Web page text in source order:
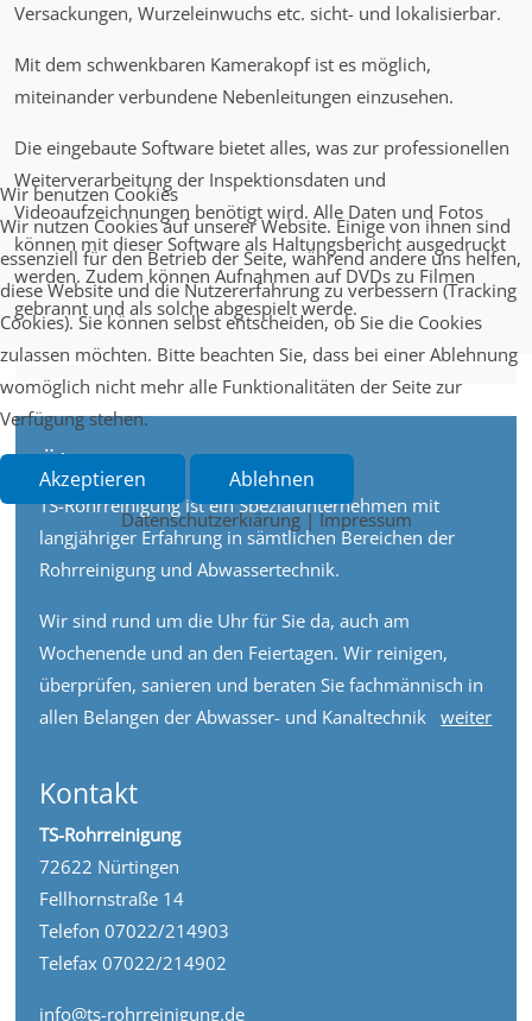
Versackungen, Wurzeleinwuchs etc. sicht- und lokalisierbar.
Mit dem schwenkbaren Kamerakopf ist es möglich,
miteinander verbundene Nebenleitungen einzusehen.
Die eingebaute Software bietet alles, was zur professionellen
Weiterverarbeitung der Inspektionsdaten und
Videoaufzeichnungen benötigt wird. Alle Daten und Fotos
können mit dieser Software als Haltungsbericht ausgedruckt
werden. Zudem können Aufnahmen auf DVDs zu Filmen
gebrannt und als solche abgespielt werde.
Über uns
TS-Rohrreinigung ist ein Spezialunternehmen mit
langjähriger Erfahrung in sämtlichen Bereichen der
Rohrreinigung und Abwassertechnik.
Wir sind rund um die Uhr für Sie da, auch am
Wochenende und an den Feiertagen. Wir reinigen,
überprüfen, sanieren und beraten Sie fachmännisch in
allen Belangen der Abwasser- und Kanaltechnikweiter
Kontakt
TS-Rohrreinigung
72622 Nürtingen
Fellhornstraße 14
Telefon 07022/214903
Telefax 07022/214902
info@ts-rohrreinigung.de
Wir benutzen Cookies
Wir nutzen Cookies auf unserer Website. Einige von ihnen sind
essenziell für den Betrieb der Seite, während andere uns helfen,
diese Website und die Nutzererfahrung zu verbessern (Tracking
Cookies). Sie können selbst entscheiden, ob Sie die Cookies
zulassen möchten. Bitte beachten Sie, dass bei einer Ablehnung
womöglich nicht mehr alle Funktionalitäten der Seite zur
Verfügung stehen.
Akzeptieren Ablehnen
Datenschutzerklärung|Impressum